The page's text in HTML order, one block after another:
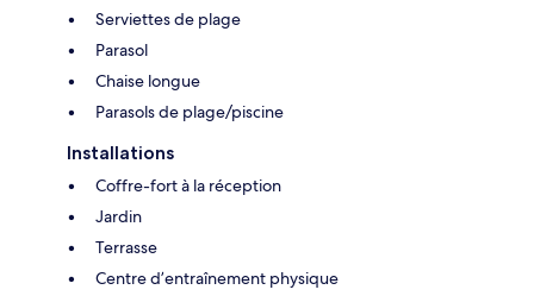
Serviettes de plage
Parasol
Chaise longue
Parasols de plage/piscine
Installations
Coffre-fort à la réception
Jardin
Terrasse
Centre d’entraînement physique